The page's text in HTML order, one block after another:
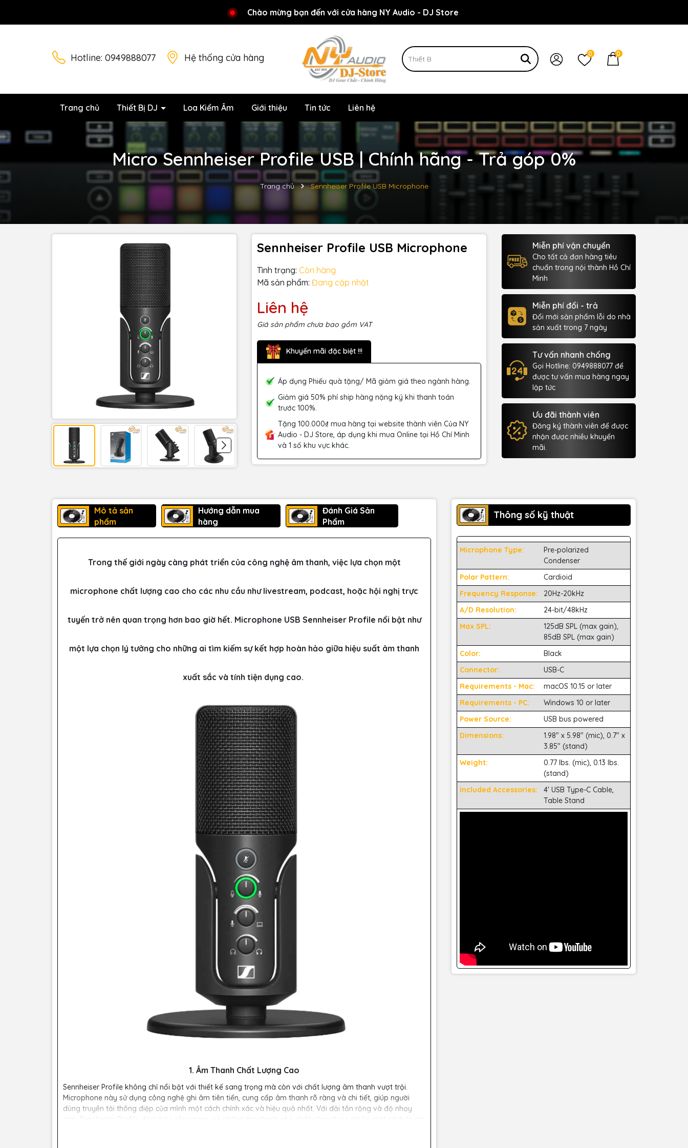
Chào mừng bạn đến với cửa hàng NY Audio - DJ Store
Rất nhiều ưu đãi và chương trình khuyến mãi đang chờ đợi bạn
Hotline: 0949888077 Hệ thống cửa hàng 0 0
Trang chủ Thiết Bị DJ Loa Kiểm Âm Giới thiệu Tin tức Liên hệ
Micro Sennheiser Profile USB | Chính hãng - Trả góp 0%
Trang chủ Sennheiser Profile USB Microphone
Sennheiser Profile USB Microphone
Tình trạng: Còn hàng
Mã sản phẩm: Đang cập nhật
Liên hệ
Giá sản phẩm chưa bao gồm VAT
Khuyến mãi đặc biệt !!!
Áp dụng Phiếu quà tặng/ Mã giảm giá theo ngành hàng.
Giảm giá 50% phí ship hàng nặng ký khi thanh toán
trước 100%.
Tặng 100.000₫ mua hàng tại website thành viên Của NY
Audio - DJ Store, áp dụng khi mua Online tại Hồ Chí Minh
và 1 số khu vực khác.
Miễn phí vận chuyển
Cho tất cả đơn hàng tiêu
chuẩn trong nội thành Hồ Chí
Minh
Miễn phí đổi - trả
Đổi mới sản phẩm lỗi do nhà
sản xuất trong 7 ngày
Tư vấn nhanh chống
Gọi Hotline: 0949888077 để
được tư vấn mua hàng ngay
lập tức
Ưu đãi thành viên
Đăng ký thành viên để được
nhận được nhiều khuyến
mãi.
Mô tả sản
phẩm
Hướng dẫn mua
hàng
Đánh Giá Sản
Phẩm
Trong thế giới ngày càng phát triển của công nghệ âm thanh, việc lựa chọn một
microphone chất lượng cao cho các nhu cầu như livestream, podcast, hoặc hội nghị trực
tuyến trở nên quan trọng hơn bao giờ hết. Microphone USB Sennheiser Profile nổi bật như
một lựa chọn lý tưởng cho những ai tìm kiếm sự kết hợp hoàn hảo giữa hiệu suất âm thanh
xuất sắc và tính tiện dụng cao.
1. Âm Thanh Chất Lượng Cao
Sennheiser Profile không chỉ nổi bật với thiết kế sang trọng mà còn với chất lượng âm thanh vượt trội.
Microphone này sử dụng công nghệ ghi âm tiên tiến, cung cấp âm thanh rõ ràng và chi tiết, giúp người
dùng truyền tải thông điệp của mình một cách chính xác và hiệu quả nhất. Với dải tần rộng và độ nhạy
cao, Sennheiser Profile đảm bảo rằng ngay cả những âm thanh nhỏ nhất cũng được ghi lại một cách trung
Thông số kỹ thuật
Microphone Type:
Pre-polarized
Condenser
Polar Pattern:
Cardioid
Frequency Response:
20Hz-20kHz
A/D Resolution:
24-bit/48kHz
Max SPL:
125dB SPL (max gain),
85dB SPL (max gain)
Color:
Black
Connector:
USB-C
Requirements - Mac:
macOS 10.15 or later
Requirements - PC:
Windows 10 or later
Power Source:
USB bus powered
Dimensions:
1.98" x 5.98" (mic), 0.7" x
3.85" (stand)
Weight:
0.77 lbs. (mic), 0.13 lbs.
(stand)
Included Accessories:
4' USB Type-C Cable,
Table Stand